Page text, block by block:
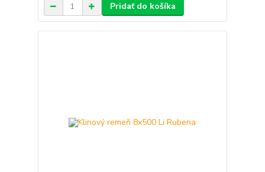
Pridať do košíka